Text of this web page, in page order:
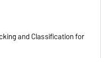
and Classification for